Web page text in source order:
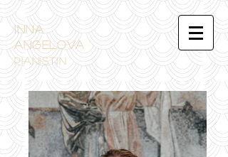
INNA
ANGELOVA
PIANistin